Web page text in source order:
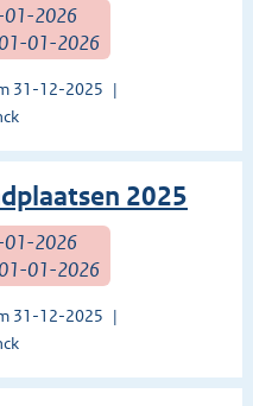
01-2026
01-2026
31-12-2025
2025
01-2026
01-2026
31-12-2025